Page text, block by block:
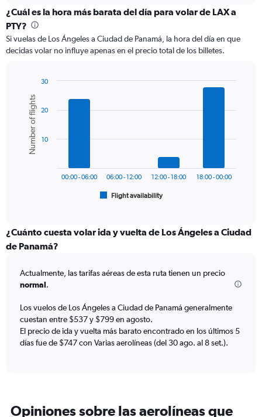
categories.
Range:
12
categories.
The
axis
displaying
values.
Range:
¿Cuál es la hora más barata del día para volar de LAX a
PTY?
Si vuelas de Los Ángeles a Ciudad de Panamá, la hora del día en que
decidas volar no influye apenas en el precio total de los billetes.
chart
with
bars.
The
categories.
Range:
The
chart
1
Y
axis
displaying
to
Chart
graphic.
Number of flights
Flight availability
00:00 - 06:00 06:00 - 12:00 12:00 - 18:00 18:00 - 00:00
10
20
30
¿Cuánto cuesta volar ida y vuelta de Los Ángeles a Ciudad
de Panamá?
Actualmente, las tarifas aéreas de esta ruta tienen un precio
normal.
Los vuelos de Los Ángeles a Ciudad de Panamá generalmente
cuestan entre $537 y $799 en agosto.
El precio de ida y vuelta más barato encontrado en los últimos 5
días fue de $747 con Varias aerolíneas (del 30 ago. al 8 set.).
Opiniones sobre las aerolíneas que